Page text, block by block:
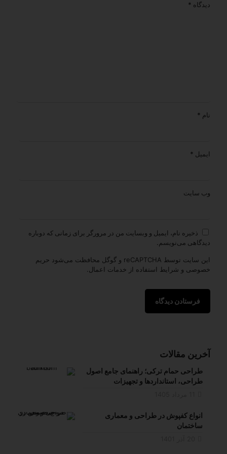
دیدگاه *
نام *
ایمیل *
وب‌ سایت
ذخیره نام، ایمیل و وبسایت من در مرورگر برای زمانی که دوباره
دیدگاهی می‌نویسم.
این سایت توسط reCAPTCHA و گوگل محافظت می‌شود
حریم
خصوصی و شرایط استفاده از خدمات اعمال.
آخرین مقالات
طراحی حمام ترکی؛ راهنمای جامع اصول
طراحی، استانداردها و تجهیزات
انواع کفپوش در طراحی و معماری
ساختمان